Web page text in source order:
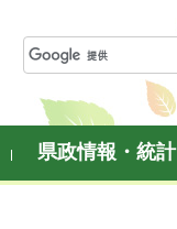
県政情報・統計